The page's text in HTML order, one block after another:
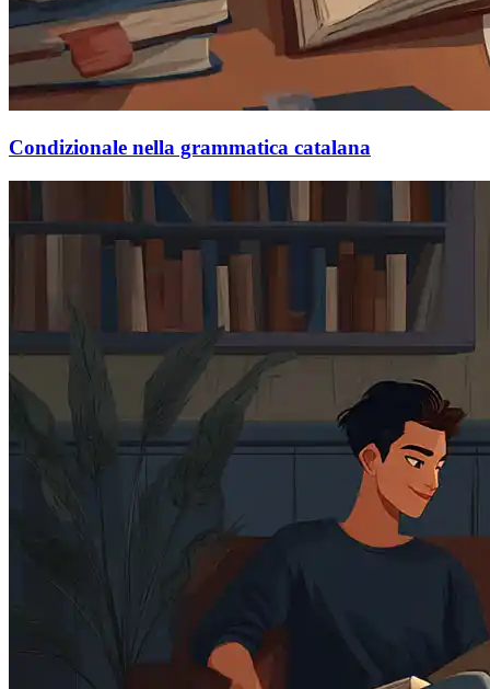
Condizionale nella grammatica catalana